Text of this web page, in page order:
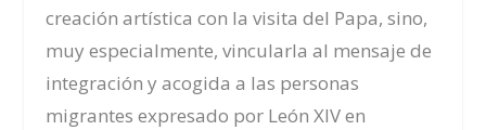
creación artística con la visita del Papa, sino,
muy especialmente, vincularla al mensaje de
integración y acogida a las personas
migrantes expresado por León XIV en